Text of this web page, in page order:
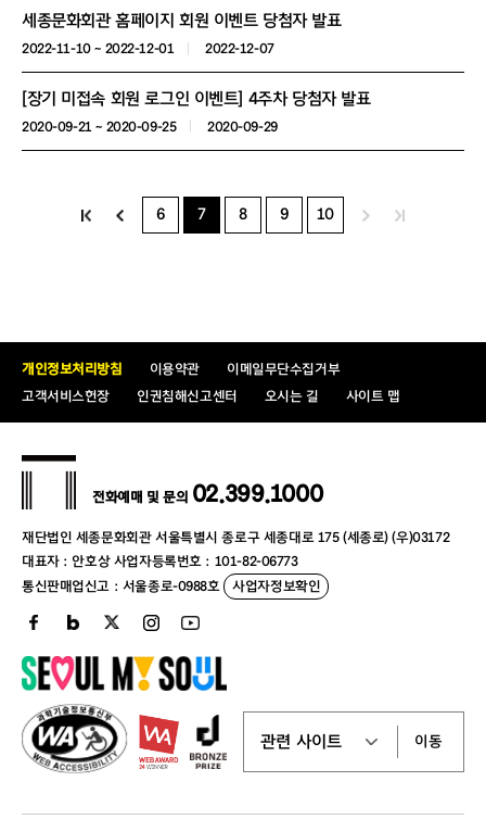
세종문화회관 홈페이지 회원 이벤트 당첨자 발표
2022-11-10 ~ 2022-12-01 2022-12-07
[장기 미접속 회원 로그인 이벤트] 4주차 당첨자 발표
2020-09-21 ~ 2020-09-25 2020-09-29
6 7 8 9 10
개인정보처리방침 이용약관
이메일무단수집거부
고객서비스헌장
인권침해신고센터 오시는 길 사이트 맵
재단법인 세종문화회관 서울특별시 종로구 세종대로 175 (세종로) (우)03172
대표자 : 안호상 사업자등록번호 : 101-82-06773
통신판매업신고 : 서울종로-0988호 사업자정보확인
전화예매 및 문의 02.399.1000
이동